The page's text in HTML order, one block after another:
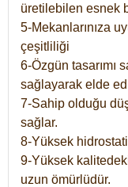
üretilebilen esnek
5-Mekanlarınıza
çeşitliliği
6-Özgün tasarımı
sağlayarak elde
7-Sahip olduğu
sağlar.
8-Yüksek
9-Yüksek
uzun ömürlüdür.